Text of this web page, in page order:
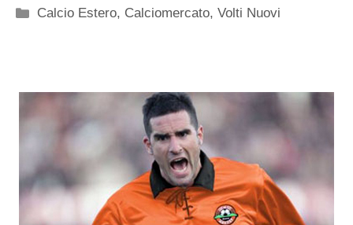
Categorie
Calcio Estero, Calciomercato,Volti Nuovi